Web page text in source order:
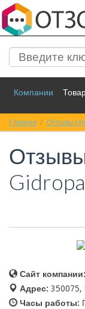
Компании
Спорт Фильмы
Красота
Главная Отзывы к
Сайт компании:
Адрес: 350075,
Часы работы: